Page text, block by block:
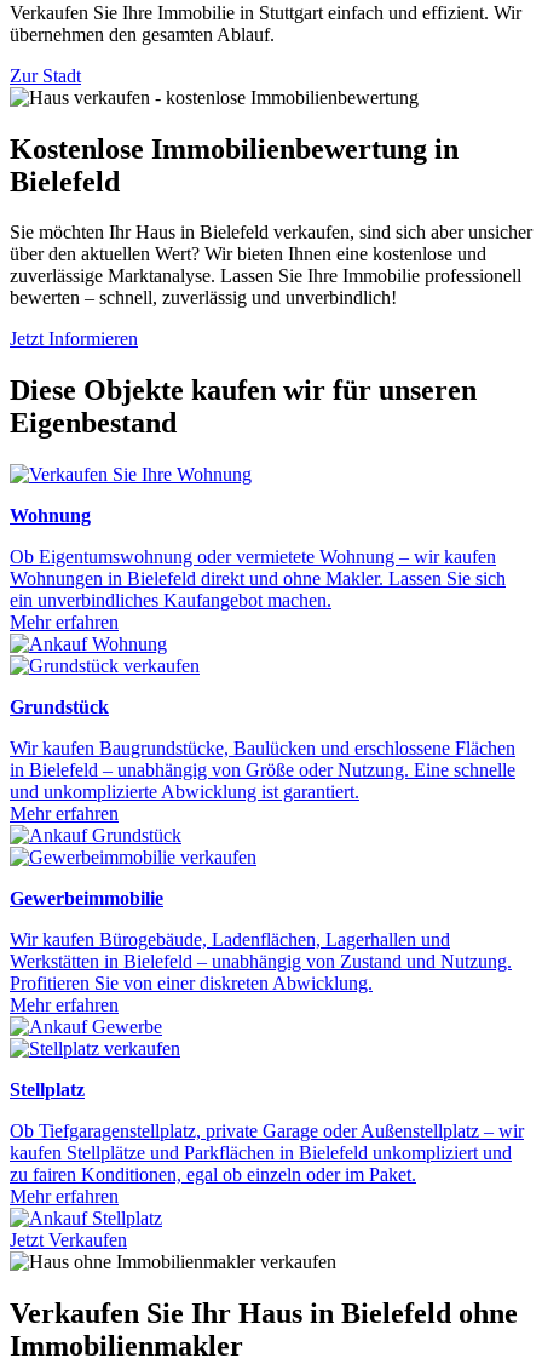
Verkaufen Sie Ihre Immobilie in Stuttgart einfach und effizient. Wir
übernehmen den gesamten Ablauf.
Zur Stadt
Kostenlose Immobilienbewertung in
Bielefeld
Sie möchten Ihr Haus in Bielefeld verkaufen, sind sich aber unsicher
über den aktuellen Wert? Wir bieten Ihnen eine kostenlose und
zuverlässige Marktanalyse. Lassen Sie Ihre Immobilie professionell
bewerten – schnell, zuverlässig und unverbindlich!
Jetzt Informieren
Diese Objekte kaufen wir für unseren
Eigenbestand
Wohnung
Ob Eigentumswohnung oder vermietete Wohnung – wir kaufen
Wohnungen in Bielefeld direkt und ohne Makler. Lassen Sie sich
ein unverbindliches Kaufangebot machen.
Mehr erfahren
Grundstück
Wir kaufen Baugrundstücke, Baulücken und erschlossene Flächen
in Bielefeld – unabhängig von Größe oder Nutzung. Eine schnelle
und unkomplizierte Abwicklung ist garantiert.
Mehr erfahren
Gewerbeimmobilie
Wir kaufen Bürogebäude, Ladenflächen, Lagerhallen und
Werkstätten in Bielefeld – unabhängig von Zustand und Nutzung.
Profitieren Sie von einer diskreten Abwicklung.
Mehr erfahren
Stellplatz
Ob Tiefgaragenstellplatz, private Garage oder Außenstellplatz – wir
kaufen Stellplätze und Parkflächen in Bielefeld unkompliziert und
zu fairen Konditionen, egal ob einzeln oder im Paket.
Mehr erfahren
Jetzt Verkaufen
Verkaufen Sie Ihr Haus in Bielefeld ohne
Immobilienmakler